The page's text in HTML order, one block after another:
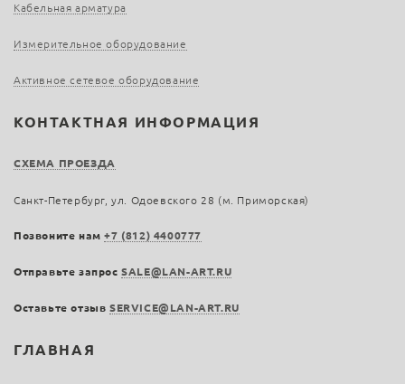
ГЛАВНАЯ
Кабельная арматура
Измерительное оборудование
Активное сетевое оборудование
КОНТАКТНАЯ ИНФОРМАЦИЯ
СХЕМА ПРОЕЗДА
Санкт-Петербург, ул. Одоевского 28 (м. Приморская)
Позвоните нам+7 (812) 4400777
Отправьте запросSALE@LAN-ART.RU
Оставьте отзыв SERVICE@LAN-ART.RU